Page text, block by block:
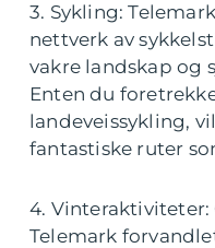
3. Sykling:
nettverk av
vakre landskap og
Enten du
landeveissykling,
fantastiske ruter
4.
Telemark